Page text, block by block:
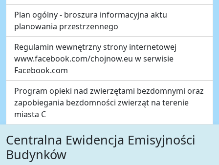
Plan ogólny - broszura informacyjna aktu
planowania przestrzennego
Regulamin wewnętrzny strony internetowej
www.facebook.com/chojnow.eu w serwisie
Facebook.com
Program opieki nad zwierzętami bezdomnymi oraz
zapobiegania bezdomności zwierząt na terenie
miasta C
Centralna Ewidencja Emisyjności
Budynków